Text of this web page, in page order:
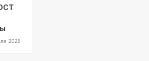
2026